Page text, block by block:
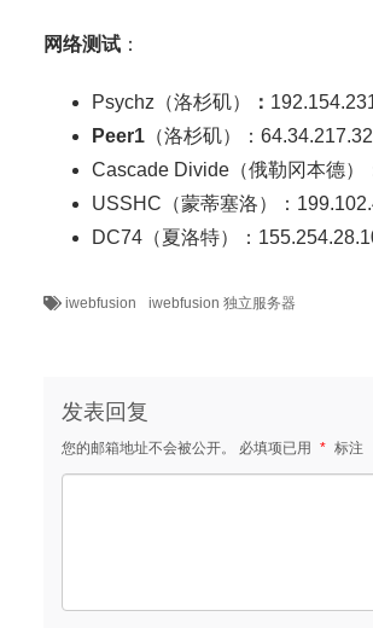
网络测试 ：
Psychz（洛杉矶） ：
Peer1 （洛杉矶）：
Cascade Divide（俄勒冈本德）
USSHC（蒙蒂塞洛）：
DC74（夏洛特）：
iwebfusion iwebfusion 独立服务器
发表回复
您的邮箱地址不会被公开。 必填项已用 * 标注